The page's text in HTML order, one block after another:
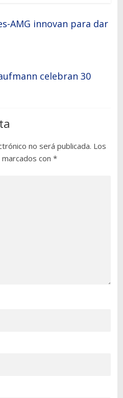
AMG innovan para dar
celebran 30
no será publicada. Los
con *